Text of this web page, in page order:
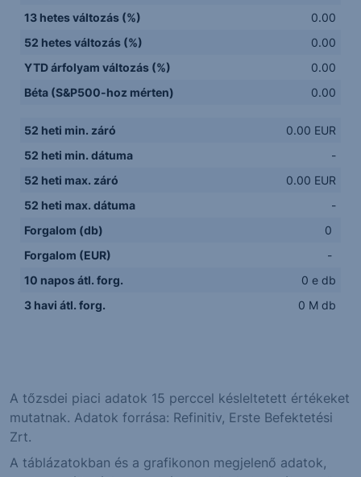
13 hetes változás (%)
0.00
52 hetes változás (%)
0.00
YTD árfolyam változás (%)
0.00
Béta (S&P500-hoz mérten)
0.00
52 heti min. záró
0.00 EUR
52 heti min. dátuma
-
52 heti max. záró
0.00 EUR
52 heti max. dátuma
-
Forgalom (db)
0
Forgalom (EUR)
-
10 napos átl. forg.
0 e db
3 havi átl. forg.
0 M db
A tőzsdei piaci adatok 15 perccel késleltetett értékeket
mutatnak. Adatok forrása: Refinitiv, Erste Befektetési
Zrt.
A táblázatokban és a grafikonon megjelenő adatok,